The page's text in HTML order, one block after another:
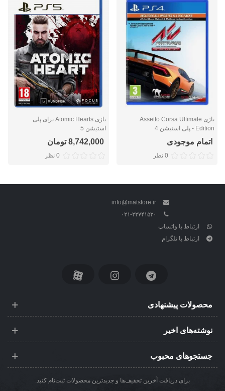
بازی Assetto Corsa Ultimate
Edition - پلی استیشن 4
اتمام موجودی
0 نظر
بازی Atomic Hearts برای پلی
استیشن 5
8,742,000 تومان
0 نظر
info@matstore.ir
۰۲۱-۲۲۷۴۱۵۳۰
ارتباط با واتساپ
ارتباط با تلگرام
محصولات پیشنهادی
نوشته‌های اخیر
جستجوهای محبوب
برای دریافت آخرین تخفیف‌ها و جدیدترین محصولات ثبت‌نام کنید.